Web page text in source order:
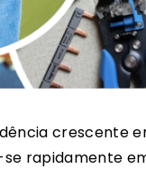
crescente
rapidamente